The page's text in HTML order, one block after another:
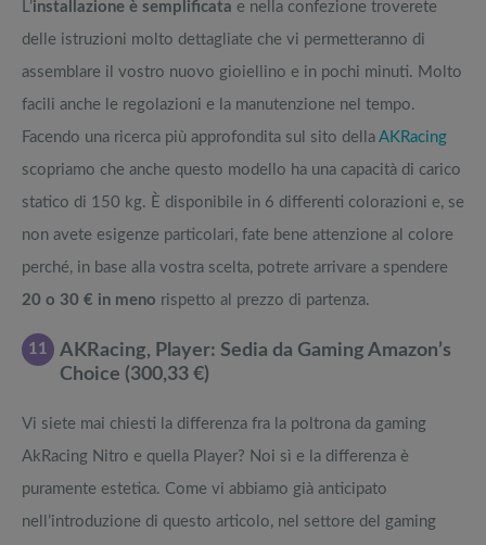
L’installazione è semplificata e nella confezione troverete
delle istruzioni molto dettagliate che vi permetteranno di
assemblare il vostro nuovo gioiellino e in pochi minuti. Molto
facili anche le regolazioni e la manutenzione nel tempo.
Facendo una ricerca più approfondita sul sito della AKRacing
scopriamo che anche questo modello ha una capacità di carico
statico di 150 kg. È disponibile in 6 differenti colorazioni e, se
non avete esigenze particolari, fate bene attenzione al colore
perché, in base alla vostra scelta, potrete arrivare a spendere
20 o 30 € in meno rispetto al prezzo di partenza.
11
AKRacing, Player: Sedia da Gaming Amazon’s
Choice (300,33 €)
Vi siete mai chiesti la differenza fra la poltrona da gaming
AkRacing Nitro e quella Player? Noi sì e la differenza è
puramente estetica. Come vi abbiamo già anticipato
nell’introduzione di questo articolo, nel settore del gaming